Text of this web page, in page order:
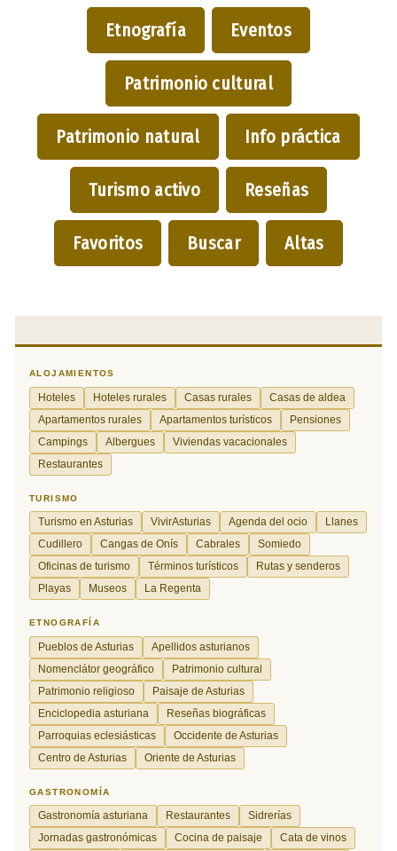
Etnografía Eventos
Patrimonio cultural
Patrimonio natural Info práctica
Turismo activo Reseñas
Favoritos Buscar Altas